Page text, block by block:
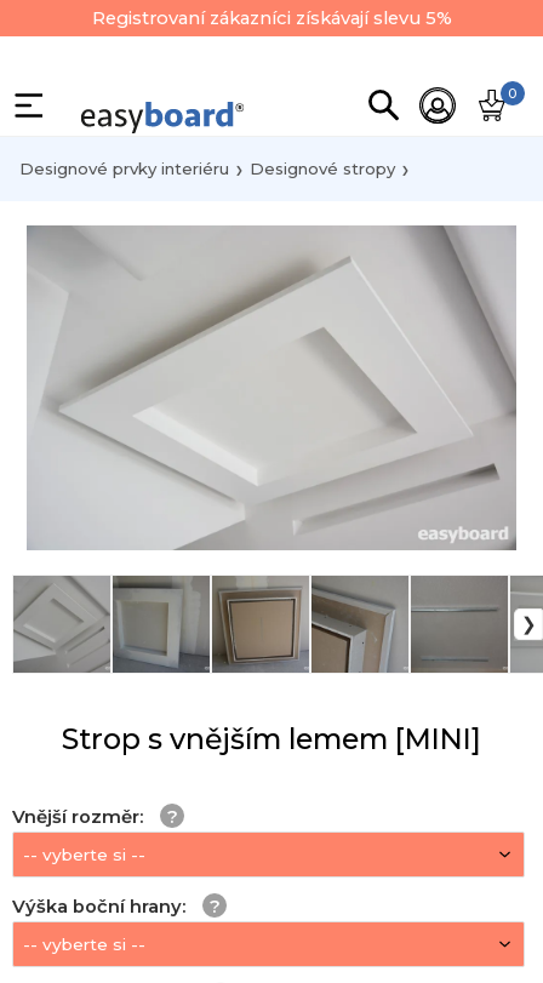
Registrovaní zákazníci získávají slevu 5%
0
Designové prvky interiéru Designové stropy
Strop s vnějším lemem [MINI]
Vnější rozměr:
Výška boční hrany: